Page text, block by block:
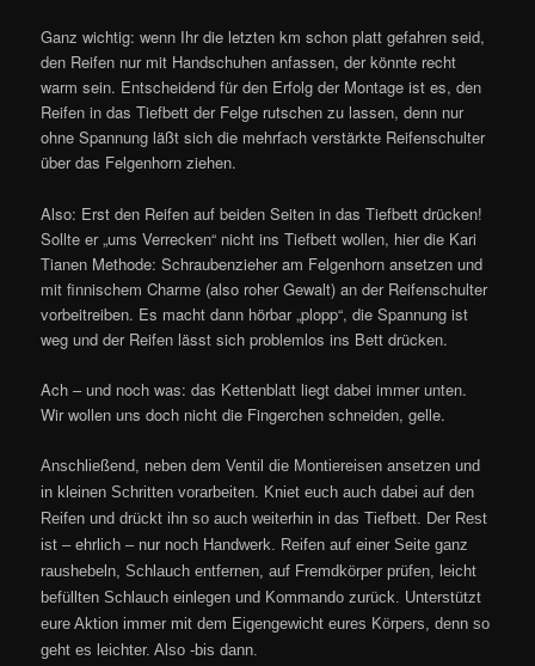
Ganz wichtig: wenn Ihr die letzten km schon platt gefahren seid,
den Reifen nur mit Handschuhen anfassen, der könnte recht
warm sein. Entscheidend für den Erfolg der Montage ist es, den
Reifen in das Tiefbett der Felge rutschen zu lassen, denn nur
ohne Spannung läßt sich die mehrfach verstärkte Reifenschulter
über das Felgenhorn ziehen.
Also: Erst den Reifen auf beiden Seiten in das Tiefbett drücken!
Sollte er „ums Verrecken“ nicht ins Tiefbett wollen, hier die Kari
Tianen Methode: Schraubenzieher am Felgenhorn ansetzen und
mit finnischem Charme (also roher Gewalt) an der Reifenschulter
vorbeitreiben. Es macht dann hörbar „plopp“, die Spannung ist
weg und der Reifen lässt sich problemlos ins Bett drücken.
Ach – und noch was: das Kettenblatt liegt dabei immer unten.
Wir wollen uns doch nicht die Fingerchen schneiden, gelle.
Anschließend, neben dem Ventil die Montiereisen ansetzen und
in kleinen Schritten vorarbeiten. Kniet euch auch dabei auf den
Reifen und drückt ihn so auch weiterhin in das Tiefbett. Der Rest
ist – ehrlich – nur noch Handwerk. Reifen auf einer Seite ganz
raushebeln, Schlauch entfernen, auf Fremdkörper prüfen, leicht
befüllten Schlauch einlegen und Kommando zurück. Unterstützt
eure Aktion immer mit dem Eigengewicht eures Körpers, denn so
geht es leichter. Also -bis dann.